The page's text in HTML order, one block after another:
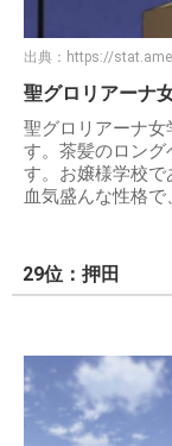
出典： https://
聖グロリアーナ
聖グロリアーナ
す。茶髪のロン
す。お嬢様学校で
血気盛んな性格で
29位：押田